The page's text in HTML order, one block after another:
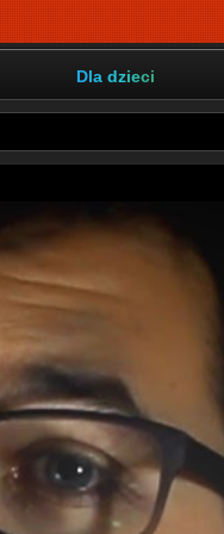
Dla dzieci